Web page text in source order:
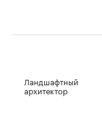
Ландшафтный
архитектор